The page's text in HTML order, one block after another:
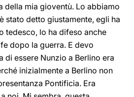
della mia gioventù. Lo abbiamo
stato detto giustamente, egli ha
tedesco, lo ha difeso anche
dopo la guerra. E devo
di essere Nunzio a Berlino era
inizialmente a Berlino non
Pontificia. Era